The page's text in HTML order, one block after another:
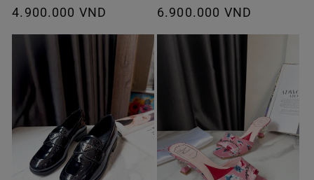
Giá
thường
4.900.000 VND
Giá
6.900.000 VND